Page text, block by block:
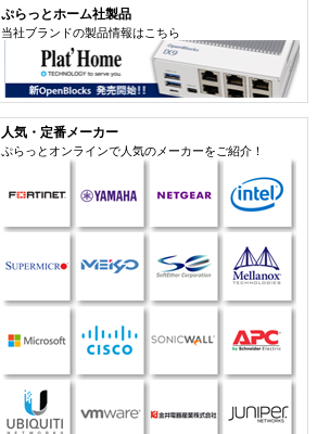
ぷらっとホーム社製品
当社ブランドの製品情報はこちら
人気・定番メーカー
ぷらっとオンラインで人気のメーカーをご紹介！